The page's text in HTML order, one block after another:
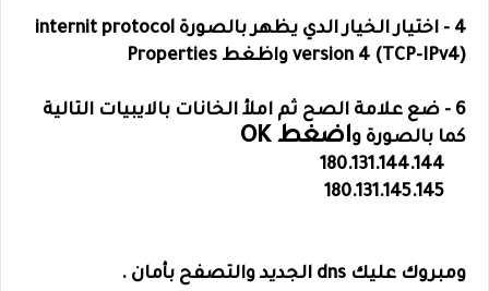
4 - اختيار الخيار الدي يظهر بالصورة internit protocol
version 4 (TCP-IPv4) واظغط Properties
6 - ضع علامة الصح ثم املأ الخانات بالايبيات التالية
كما بالصورة واضغط OK
ومبروك عليك dns الجديد والتصفح بأمان .